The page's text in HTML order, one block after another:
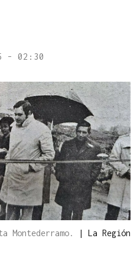
- 02:30
| La Región